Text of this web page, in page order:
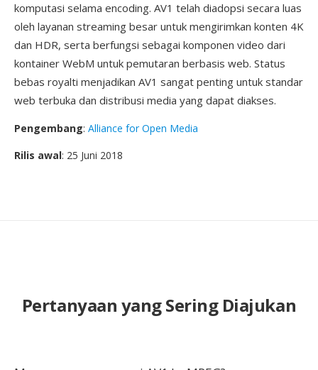
komputasi selama encoding. AV1 telah diadopsi secara luas
oleh layanan streaming besar untuk mengirimkan konten 4K
dan HDR, serta berfungsi sebagai komponen video dari
kontainer WebM untuk pemutaran berbasis web. Status
bebas royalti menjadikan AV1 sangat penting untuk standar
web terbuka dan distribusi media yang dapat diakses.
Pengembang: Alliance for Open Media
Rilis awal: 25 Juni 2018
Pertanyaan yang Sering Diajukan